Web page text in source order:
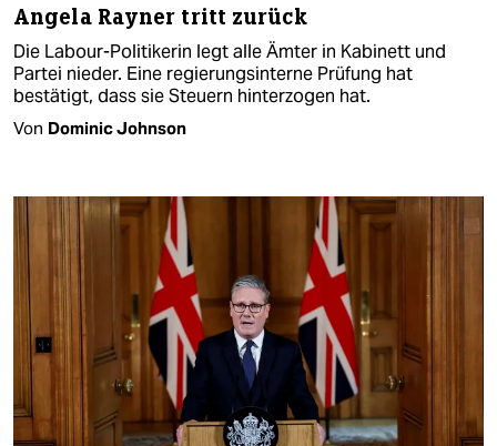
Angela Rayner tritt zurück
Die Labour-Politikerin legt alle Ämter in Kabinett und
Partei nieder. Eine regierungsinterne Prüfung hat
bestätigt, dass sie Steuern hinterzogen hat.
Von Dominic Johnson